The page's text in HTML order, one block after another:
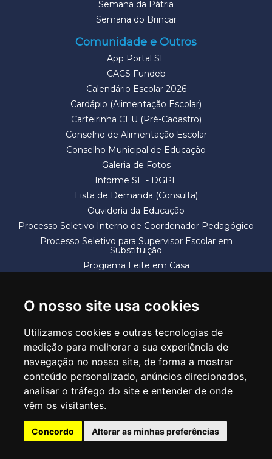
O nosso site usa cookies
Utilizamos cookies e outras tecnologias de
medição para melhorar a sua experiência de
navegação no nosso site, de forma a mostrar
conteúdo personalizado, anúncios direcionados,
analisar o tráfego do site e entender de onde
vêm os visitantes.
Concordo Alterar as minhas preferências
Semana da Pátria
Semana do Brincar
Comunidade e Outros
App Portal SE
CACS Fundeb
Calendário Escolar 2026
Cardápio (Alimentação Escolar)
Carteirinha CEU (Pré-Cadastro)
Conselho de Alimentação Escolar
Conselho Municipal de Educação
Galeria de Fotos
Informe SE - DGPE
Lista de Demanda (Consulta)
Ouvidoria da Educação
Processo Seletivo Interno de Coordenador Pedagógico
Processo Seletivo para Supervisor Escolar em
Substituição
Programa Leite em Casa
SECRETARIA DE EDUCAÇÃO
Rua Claudino Barbosa, 313 - Macedo - Guarulhos/SP CEP 07113-040
Central de Atendimento: *55 11 2475-7300